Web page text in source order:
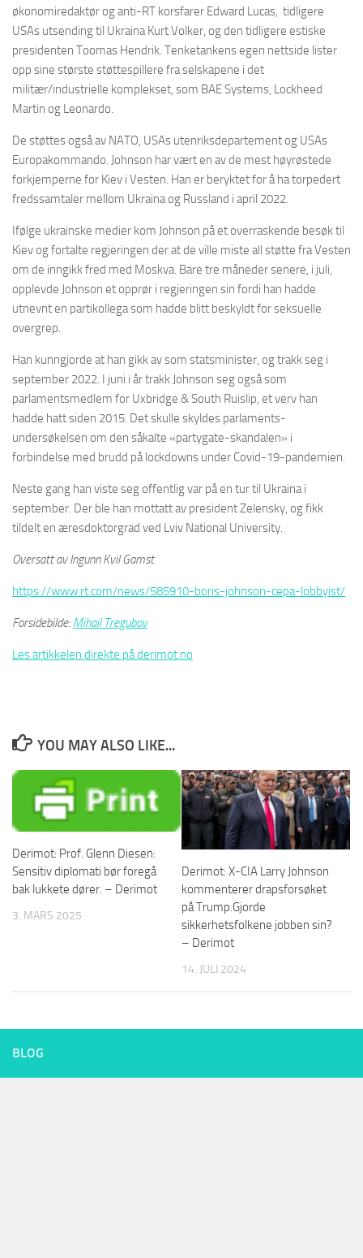
økonomiredaktør og anti-RT korsfarer Edward Lucas, tidligere
USAs utsending til Ukraina Kurt Volker, og den tidligere estiske
presidenten Toomas Hendrik. Tenketankens egen nettside lister
opp sine største støttespillere fra selskapene i det
militær/industrielle komplekset, som BAE Systems, Lockheed
Martin og Leonardo.
De støttes også av NATO, USAs utenriksdepartement og USAs
Europakommando. Johnson har vært en av de mest høyrøstede
forkjemperne for Kiev i Vesten. Han er beryktet for å ha torpedert
fredssamtaler mellom Ukraina og Russland i april 2022.
Ifølge ukrainske medier kom Johnson på et overraskende besøk til
Kiev og fortalte regjeringen der at de ville miste all støtte fra Vesten
om de inngikk fred med Moskva. Bare tre måneder senere, i juli,
opplevde Johnson et opprør i regjeringen sin fordi han hadde
utnevnt en partikollega som hadde blitt beskyldt for seksuelle
overgrep.
Han kunngjorde at han gikk av som statsminister, og trakk seg i
september 2022. I juni i år trakk Johnson seg også som
parlamentsmedlem for Uxbridge & South Ruislip, et verv han
hadde hatt siden 2015. Det skulle skyldes parlaments-
undersøkelsen om den såkalte «partygate-skandalen» i
forbindelse med brudd på lockdowns under Covid-19-pandemien.
Neste gang han viste seg offentlig var på en tur til Ukraina i
september. Der ble han mottatt av president Zelensky, og fikk
tildelt en æresdoktorgrad ved Lviv National University.
Oversatt av Ingunn Kvil Gamst
https://www.rt.com/news/585910-boris-johnson-cepa-lobbyist/
Forsidebilde: Mihail Tregubov
Les artikkelen direkte på derimot.no
YOU MAY ALSO LIKE...
Derimot: Prof. Glenn Diesen:
Sensitiv diplomati bør foregå
bak lukkete dører. – Derimot
3. MARS 2025
Derimot: X-CIA Larry Johnson
kommenterer drapsforsøket
på Trump.Gjorde
sikkerhetsfolkene jobben sin?
– Derimot
14. JULI 2024
BLOG